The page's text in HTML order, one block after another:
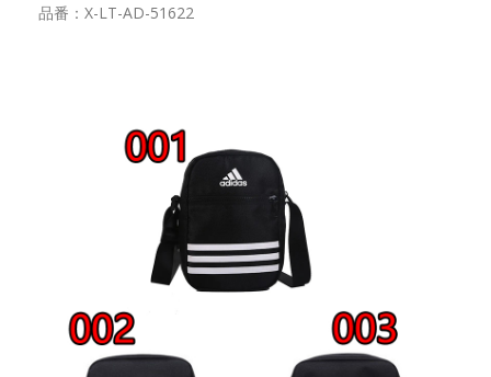
品番：X-LT-AD-51622